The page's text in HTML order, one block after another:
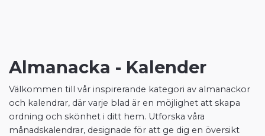
Almanacka - Kalender
Välkommen till vår inspirerande kategori av almanackor
och kalendrar, där varje blad är en möjlighet att skapa
ordning och skönhet i ditt hem. Utforska våra
månadskalendrar, designade för att ge dig en översikt